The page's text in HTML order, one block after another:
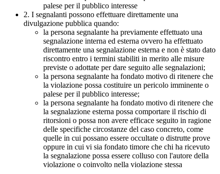
palese per il pubblico interesse
2. I segnalanti possono effettuare direttamente una
divulgazione pubblica quando:
la persona segnalante ha previamente effettuato una
segnalazione interna ed esterna ovvero ha effettuato
direttamente una segnalazione esterna e non è stato dato
riscontro entro i termini stabiliti in merito alle misure
previste o adottate per dare seguito alle segnalazioni;
la persona segnalante ha fondato motivo di ritenere che
la violazione possa costituire un pericolo imminente o
palese per il pubblico interesse;
la persona segnalante ha fondato motivo di ritenere che
la segnalazione esterna possa comportare il rischio di
ritorsioni o possa non avere efficace seguito in ragione
delle specifiche circostanze del caso concreto, come
quelle in cui possano essere occultate o distrutte prove
oppure in cui vi sia fondato timore che chi ha ricevuto
la segnalazione possa essere colluso con l'autore della
violazione o coinvolto nella violazione stessa